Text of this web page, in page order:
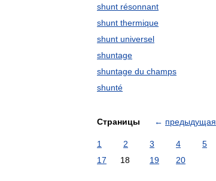
shunt résonnant
shunt thermique
shunt universel
shuntage
shuntage du champs
shunté
Страницы ← предыдущая
1 2 3 4 5
17
18 19 20